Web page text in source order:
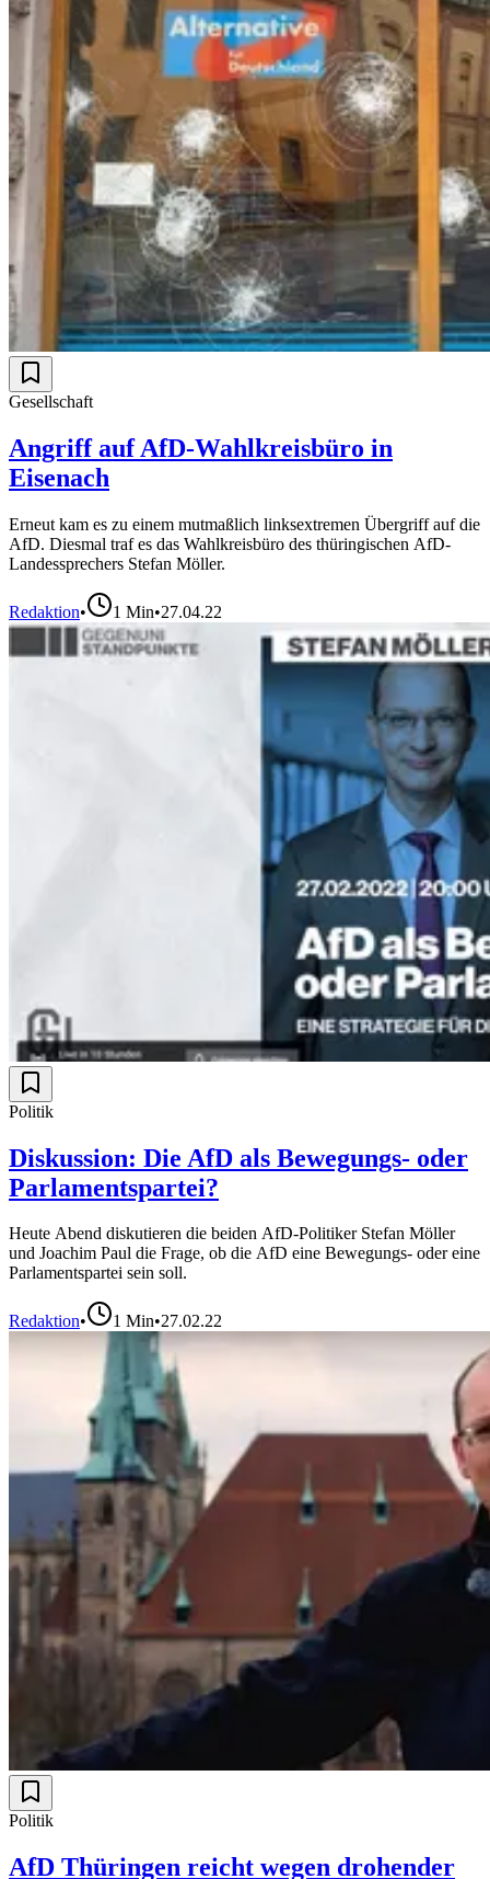
Gesellschaft
Angriff auf AfD-Wahlkreisbüro in
Eisenach
Erneut kam es zu einem mutmaßlich linksextremen Übergriff auf die
AfD. Diesmal traf es das Wahlkreisbüro des thüringischen AfD-
Landessprechers Stefan Möller.
Redaktion• 1 Min•27.04.22
Politik
Diskussion: Die AfD als Bewegungs- oder
Parlamentspartei?
Heute Abend diskutieren die beiden AfD-Politiker Stefan Möller
und Joachim Paul die Frage, ob die AfD eine Bewegungs- oder eine
Parlamentspartei sein soll.
Redaktion• 1 Min•27.02.22
Politik
AfD Thüringen reicht wegen drohender